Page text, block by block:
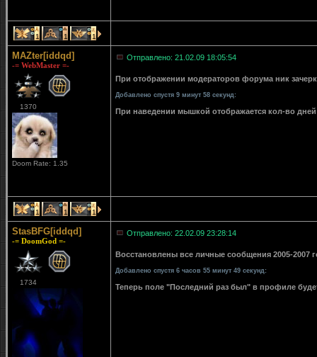
1 1 1
MAZter[iddqd]
-= WebMaster =-
1370
Doom Rate: 1.35
Отправлено: 21.02.09 18:05:54
При отображении модераторов форума ник
Добавлено спустя 9 минут 58 секунд:
При наведении мышкой отображается кол-во
1 1 1
StasBFG[iddqd]
-= DoomGod =-
1734
Отправлено: 22.02.09 23:28:14
Восстановлены все личные сообщения 2005-2007
Добавлено спустя 6 часов 55 минут 49 секунд:
Теперь поле "Последний раз был" в профиле